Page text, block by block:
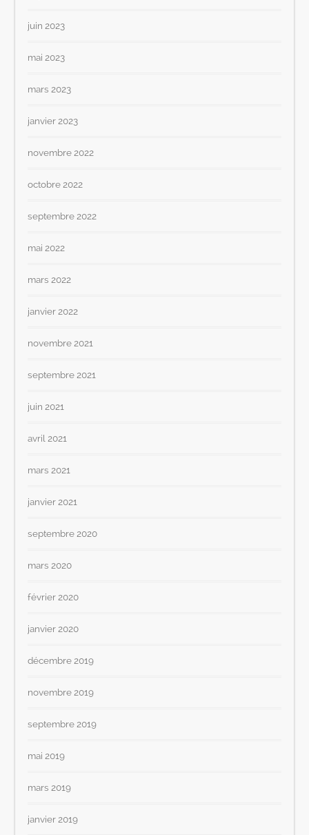
juin 2023
mai 2023
mars 2023
janvier 2023
novembre 2022
octobre 2022
septembre 2022
mai 2022
mars 2022
janvier 2022
novembre 2021
septembre 2021
juin 2021
avril 2021
mars 2021
janvier 2021
septembre 2020
mars 2020
février 2020
janvier 2020
décembre 2019
novembre 2019
septembre 2019
mai 2019
mars 2019
janvier 2019